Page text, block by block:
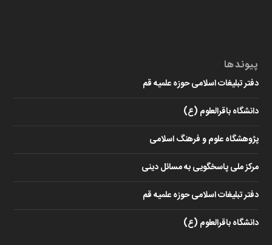
پیوندها
دفتر تبلیغات اسلامی حوزه علمیه قم
دانشگاه باقرالعلوم (ع)
پژوهشگاه علوم و فرهنگ اسلامی
مرکز ملی پاسخگویی به مسائل دینی
دفتر تبلیغات اسلامی حوزه علمیه قم
دانشگاه باقرالعلوم (ع)